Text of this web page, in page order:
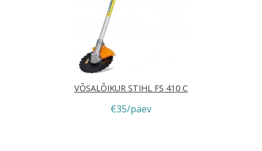
VÕSALÕIKUR STIHL FS 410 C
€35/päev